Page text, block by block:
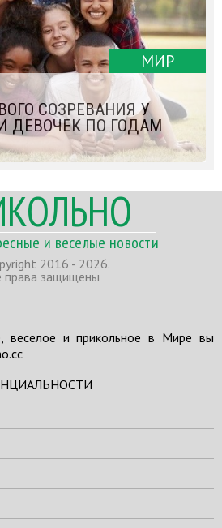
МИР
СОЗРЕВАНИЯ У
ДЕВОЧЕК ПО ГОДАМ
и веселые новости
2016 - 2026.
права защищены
веселое и прикольное в Мире вы